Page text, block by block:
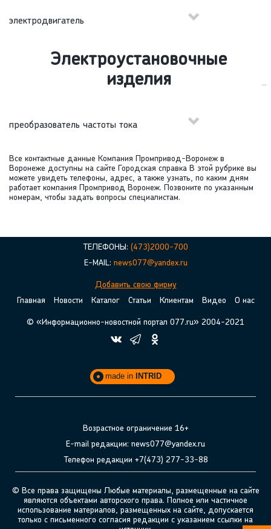
электродвигатель
Электроустановочные
изделия
преобразователь частоты тока
Все контактные данные Компания Промпривод-Воронеж в
Воронеже доступны на сайте Городская справка В этой рубрике вы
можете увидеть телефоны, адрес, а также узнать, по каким дням
работает компания Промпривод Воронеж. Позвоните по указанным
номерам, чтобы задать вопросы специалистам.
ТЕЛЕФОНЫ: (473)2000-700
E-MAIL: news077@yandex.ru
Добавить свою фирму
Главная
Новости Каталог Статьи Клиентам Видео О нас
© «Информационно-новостной портал 077.ru» 2004-2021
made in INTRID
Возрастное ограничение 16+
E-mail редакции: news077@yandex.ru
Телефон редакции +7(473) 277-33-88
© Все права защищены Любые материалы, размещенные на сайте
являются объектами авторского права. Полное или частичное
использование материалов, размещенных на сайте, допускается
только с письменного согласия редакции с указанием ссылки на